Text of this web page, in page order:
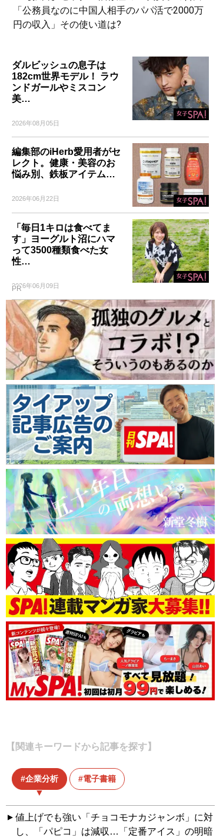
「公務員なのに中国人相手のパパ活で2000万
円の収入」その使い道は?
ダルビッシュの息子は
182cm世界モデル！ ラウ
ンドガールやミスコン
美…
2026年08月05日
編集部のiHerb愛用者がセ
レクト。健康・美容のお
悩み別、鉄板アイテム…
2026年06月22日
「毎日1キロは食べてま
す」ヨーグルト沼にハマ
って3500種類食べた女
性…
2026年06月09日
PR
【関連キーワードから記事を探す】
企業分析 電子書籍
値上げでも強い「チョコモナカジャンボ」に対
し、「パピコ」は減収…「定番アイス」の明暗